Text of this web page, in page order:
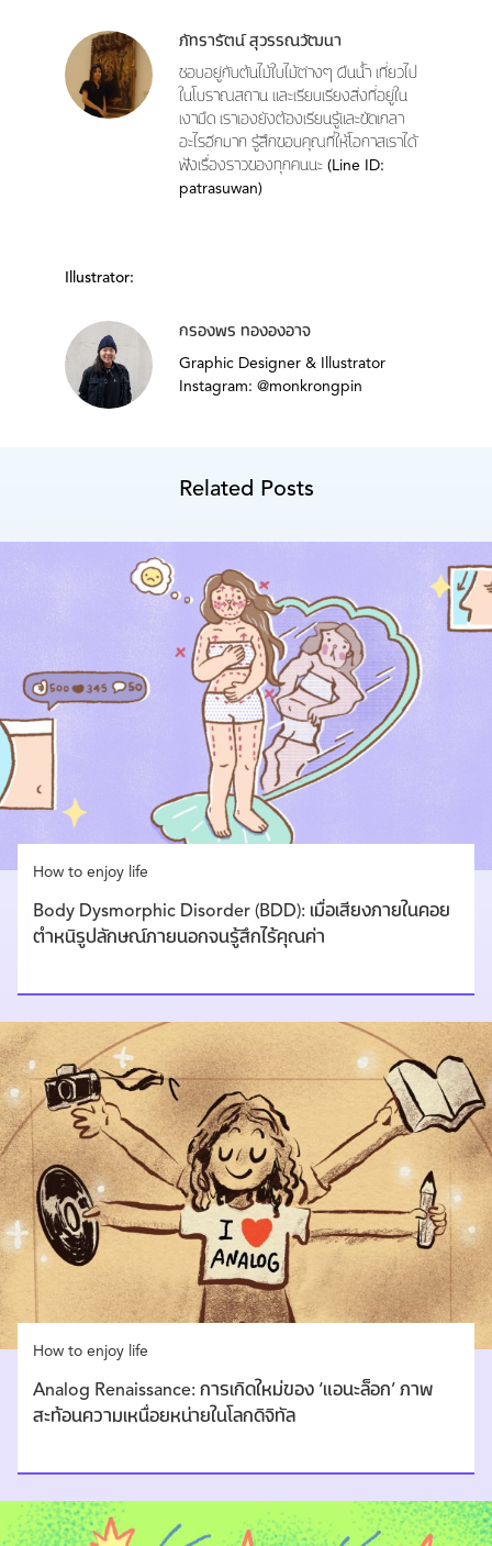
ภัทรารัตน์ สุวรรณวัฒนา
ชอบอยู่กับต้นไม้ใบไม้ต่างๆ ผืนน้ำ เที่ยวไป
ในโบราณสถาน และเรียบเรียงสิ่งที่อยู่ใน
เงามืด เราเองยังต้องเรียนรู้และขัดเกลา
อะไรอีกมาก รู้สึกขอบคุณที่ให้โอกาสเราได้
ฟังเรื่องราวของทุกคนนะ (Line ID:
patrasuwan)
Illustrator:
กรองพร ทององอาจ
Graphic Designer & Illustrator
Instagram: @monkrongpin
Related Posts
How to enjoy life
Body Dysmorphic Disorder (BDD): เมื่อเสียงภายในคอย
ตำหนิรูปลักษณ์ภายนอกจนรู้สึกไร้คุณค่า
How to enjoy life
Analog Renaissance: การเกิดใหม่ของ ‘แอนะล็อก’ ภาพ
สะท้อนความเหนื่อยหน่ายในโลกดิจิทัล